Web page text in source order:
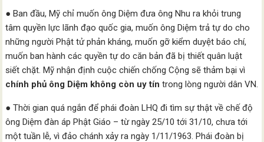
● Ban đầu, Mỹ chỉ muốn ông Diệm đưa ông Nhu ra khỏi trung
tâm quyền lực lãnh đạo quốc gia, muốn ông Diệm trả tự do cho
những người Phật tử phản kháng, muốn gỡ kiểm duyệt báo chí,
muốn ban hành các quyền tự do căn bản đã bị thiết quân luật
siết chặt. Mỹ nhận định cuộc chiến chống Cộng sẽ thảm bại vì
chính phủ ông Diệm không còn uy tín trong lòng người dân VN.
● Thời gian quá ngắn để phái đoàn LHQ đi tìm sự thật về chế độ
ông Diệm đàn áp Phật Giáo – từ ngày 25/10 tới 31/10, chưa tới
một tuần lễ, vì đảo chánh xảy ra ngày 1/11/1963. Phái đoàn bị